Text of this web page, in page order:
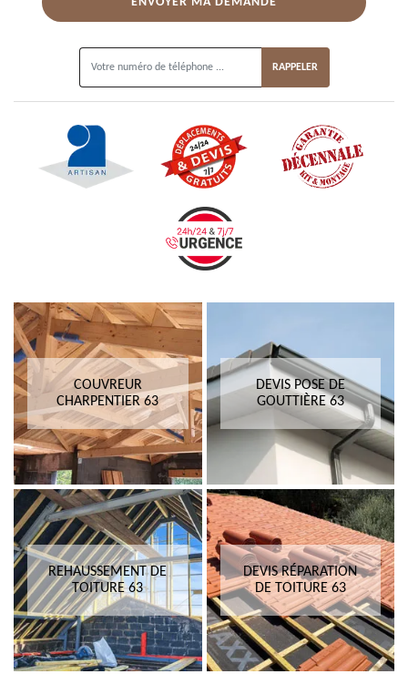
COUVREUR
CHARPENTIER 63
DEVIS POSE DE
GOUTTIÈRE 63
REHAUSSEMENT DE
TOITURE 63
DEVIS RÉPARATION
DE TOITURE 63